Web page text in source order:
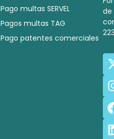
Pago multas SERVEL
Pagos multas TAG
Pago patentes comerciales
de